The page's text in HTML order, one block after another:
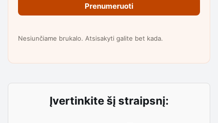
Prenumeruoti
Nesiunčiame brukalo. Atsisakyti galite bet kada.
Įvertinkite šį straipsnį: